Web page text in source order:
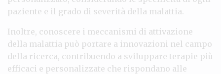
paziente e il grado di severità della malattia.
Inoltre, conoscere i meccanismi di attivazione
della malattia può portare a innovazioni nel campo
della ricerca, contribuendo a sviluppare terapie più
efficaci e personalizzate che rispondano alle